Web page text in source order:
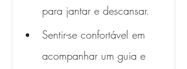
para jantar e descansar.
Sentir-se confortável em
acompanhar um guia e